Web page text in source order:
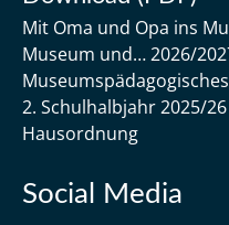
Mit Oma und Opa ins
Museum und… 2026/
2. Schulhalbjahr 2025/26
Hausordnung
Social Media